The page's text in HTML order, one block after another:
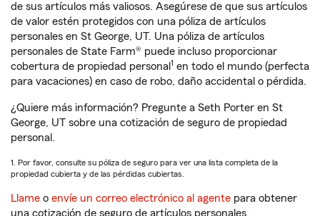
de sus artículos más valiosos. Asegúrese de que sus artículos
de valor estén protegidos con una póliza de artículos
personales en St George, UT. Una póliza de artículos
personales de State Farm® puede incluso proporcionar
cobertura de propiedad personal 1 en todo el mundo (perfecta
para vacaciones) en caso de robo, daño accidental o pérdida.
¿Quiere más información? Pregunte a Seth Porter en St
George, UT sobre una cotización de seguro de propiedad
personal.
1. Por favor, consulte su póliza de seguro para ver una lista completa de la
propiedad cubierta y de las pérdidas cubiertas.
Llame o envíe un correo electrónico al agente para obtener
una cotización de seguro de artículos personales.